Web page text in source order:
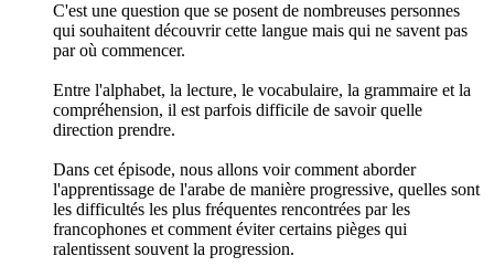
C'est une question que se posent de nombreuses personnes
qui souhaitent découvrir cette langue mais qui ne savent pas
par où commencer.
Entre l'alphabet, la lecture, le vocabulaire, la grammaire et la
compréhension, il est parfois difficile de savoir quelle
direction prendre.
Dans cet épisode, nous allons voir comment aborder
l'apprentissage de l'arabe de manière progressive, quelles sont
les difficultés les plus fréquentes rencontrées par les
francophones et comment éviter certains pièges qui
ralentissent souvent la progression.